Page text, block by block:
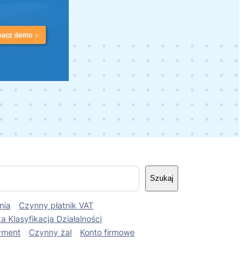
Szukaj
Czynny płatnik VAT
Klasyfikacja Działalności
Czynny żal
Konto firmowe